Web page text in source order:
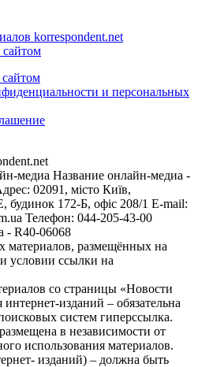
korrespondent.net
сайтом
и персональных
медиа Название онлайн-медиа -
02091, місто Київ,
172-Б, офіс 208/1 E-mail:
Телефон: 044-205-43-00
- R40-06068
материалов, размещённых на
условии ссылки на
со страницы «Новости
изданий – обязательна
систем гиперссылка.
в независимости от
использования материалов.
изданий) – должна быть